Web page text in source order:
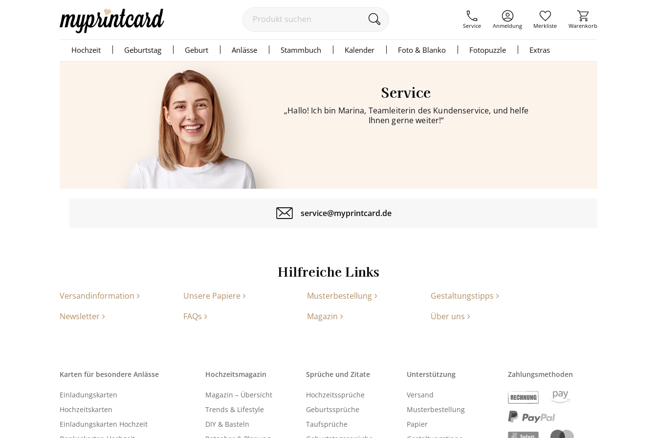
Service Anmeldung Merkliste Warenkorb
Hochzeit Geburtstag Geburt Anlässe Stammbuch Kalender Foto & Blanko Fotopuzzle Extras
Service
„Hallo! Ich bin Marina, Teamleiterin des Kundenservice, und helfe
Ihnen gerne weiter!“
service@myprintcard.de
Hilfreiche Links
Versandinformation Unsere Papiere Musterbestellung
Gestaltungstipps
Newsletter
FAQs Magazin Über uns
Karten für besondere Anlässe
Einladungskarten
Hochzeitskarten
Einladungskarten Hochzeit
Hochzeitsmagazin
Magazin – Übersicht
Trends & Lifestyle
DIY & Basteln
Sprüche und Zitate
Hochzeitssprüche
Geburtssprüche
Taufsprüche
Unterstützung
Versand
Musterbestellung
Papier
Zahlungsmethoden